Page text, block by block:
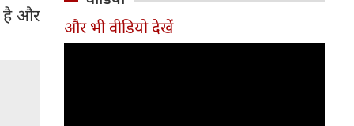
है और
का पीछा करते हुए 358 रन पर
आउट हो गई। बांग्लादेश ने पहला
और भी वीडियो देखें